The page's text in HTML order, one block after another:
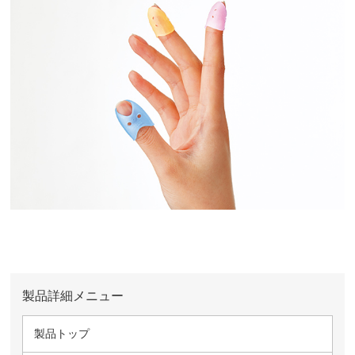
製品詳細メニュー
製品トップ